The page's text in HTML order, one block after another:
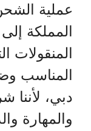
عملية
المملكة
المنقولات
المناسب
دبي، لأننا
والمهارة